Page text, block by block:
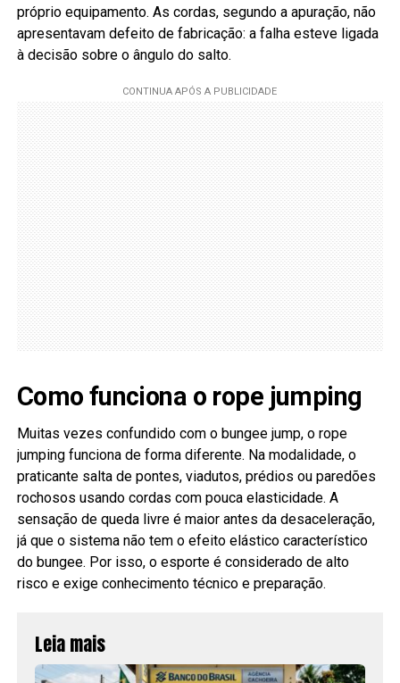
próprio equipamento. As cordas, segundo a apuração, não
apresentavam defeito de fabricação: a falha esteve ligada
à decisão sobre o ângulo do salto.
Como funciona o rope jumping
Muitas vezes confundido com o bungee jump, o rope
jumping funciona de forma diferente. Na modalidade, o
praticante salta de pontes, viadutos, prédios ou paredões
rochosos usando cordas com pouca elasticidade. A
sensação de queda livre é maior antes da desaceleração,
já que o sistema não tem o efeito elástico característico
do bungee. Por isso, o esporte é considerado de alto
risco e exige conhecimento técnico e preparação.
Leia mais